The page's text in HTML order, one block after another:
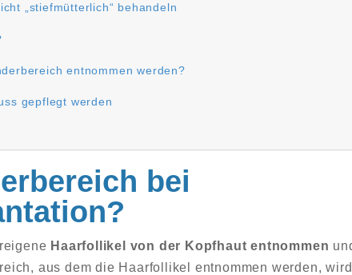
„stiefmütterlich“ behandeln
entnommen werden?
gepflegt werden
bei
Haarfollikel von der Kopfhaut entnommen
aus dem die Haarfollikel entnommen werden, wird